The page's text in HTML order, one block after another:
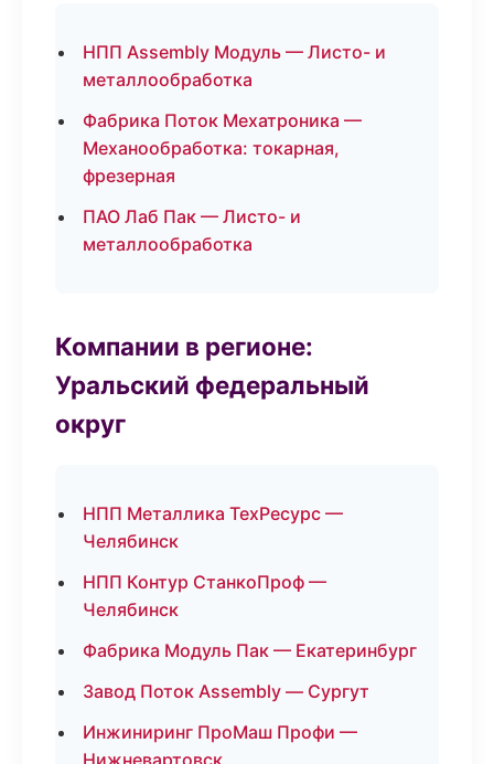
НПП Assembly Модуль — Листо- и
металлообработка
Фабрика Поток Мехатроника —
Механообработка: токарная,
фрезерная
ПАО Лаб Пак — Листо- и
металлообработка
Компании в регионе:
Уральский федеральный
округ
НПП Металлика ТехРесурс —
Челябинск
НПП Контур СтанкоПроф —
Челябинск
Фабрика Модуль Пак — Екатеринбург
Завод Поток Assembly — Сургут
Инжиниринг ПроМаш Профи —
Нижневартовск